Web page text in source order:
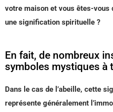
votre maison et vous êtes-vous
une signification spirituelle ?
En fait, de nombreux
symboles mystiques à
Dans le cas de l’abeille, cette
représente généralement